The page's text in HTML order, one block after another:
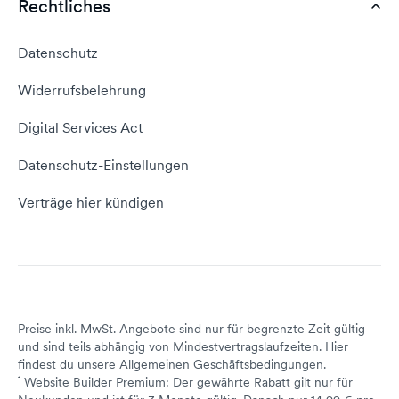
Domain umziehen
E-Mail-Domain
Server Hosting
AGB
Kontakt aufnehmen
Empfehlungsprogramm
Domain Reseller
Status dogado.de
Rechtliches
Datenschutz
Widerrufsbelehrung
Digital Services Act
Datenschutz-Einstellungen
Verträge hier kündigen
Preise inkl. MwSt. Angebote sind nur für begrenzte Zeit gültig
und sind teils abhängig von Mindestvertragslaufzeiten. Hier
findest du unsere Allgemeinen Geschäftsbedingungen.
1 Website Builder Premium: Der gewährte Rabatt gilt nur für